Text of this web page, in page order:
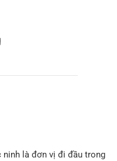
ninh là đơn vị đi đầu trong